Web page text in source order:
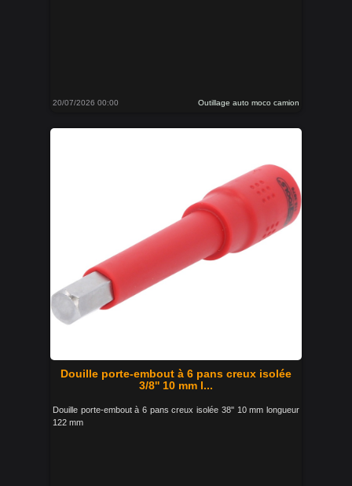
20/07/2026 00:00 Outillage auto moco camion
Douille porte-embout à 6 pans creux isolée
3/8'' 10 mm l...
Douille porte-embout à 6 pans creux isolée 38'' 10 mm longueur
122 mm